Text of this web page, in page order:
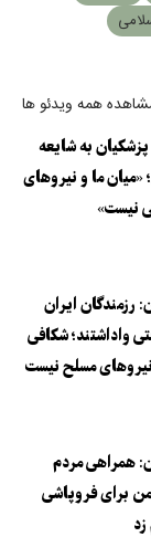
همه ویدئو ها
به شایعه
«میان ما و نیروهای
نیست»
رزمندگان ایران
واداشتند؛ شکافی
مسلح نیست
همراهی مردم
برای فروپاشی